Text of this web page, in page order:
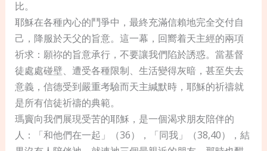
比。
耶穌在各種內心的鬥爭中，最終充滿信賴地完全交付自
己，降服於天父的旨意。這一幕，回嚮着天主經的兩項
祈求：願祢的旨意承行，不要讓我們陷於誘惑。當基督
徒處處碰壁、遭受各種限制、生活變得灰暗，甚至失去
意義，信德受到嚴重考驗而天主緘默時，耶穌的祈禱就
是所有信徒祈禱的典範。
瑪竇向我們展現受苦的耶穌，是一個渴求朋友陪伴的
人：「和他們在一起」（36），「同我」（38,40），結